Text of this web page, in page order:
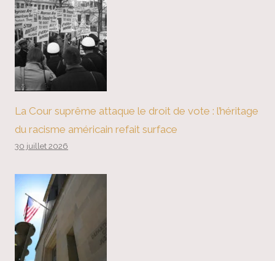
La Cour suprême attaque le droit de vote : l’héritage
du racisme américain refait surface
30 juillet 2026